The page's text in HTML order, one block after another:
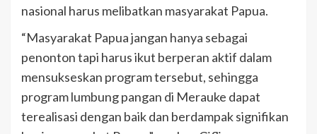
nasional harus melibatkan masyarakat Papua.
“Masyarakat Papua jangan hanya sebagai
penonton tapi harus ikut berperan aktif dalam
mensukseskan program tersebut, sehingga
program lumbung pangan di Merauke dapat
terealisasi dengan baik dan berdampak signifikan